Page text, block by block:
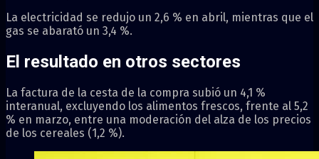
La electricidad se redujo un 2,6 % en abril, mientras que el
gas se abarató un 3,4 %.
El resultado en otros sectores
La factura de la cesta de la compra subió un 4,1 %
interanual, excluyendo los alimentos frescos, frente al 5,2
% en marzo, entre una moderación del alza de los precios
de los cereales (1,2 %).